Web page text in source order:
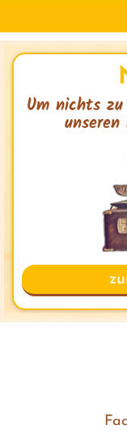
Um nichts